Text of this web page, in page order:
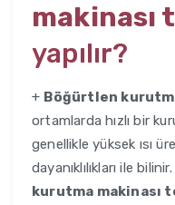
makinası
yapılır?
+ Böğürtlen
ortamlarda hızlı bir
genellikle yüksek ısı
dayanıklılıkları ile
kurutma makinası